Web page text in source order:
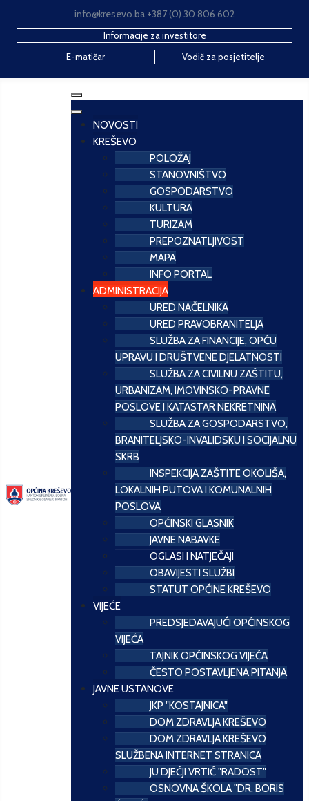
info@kresevo.ba +387 (0) 30 806 602
Informacije za investitore
E-matičar
Vodič za posjetitelje
NOVOSTI
KREŠEVO
POLOŽAJ
STANOVNIŠTVO
GOSPODARSTVO
KULTURA
TURIZAM
PREPOZNATLJIVOST
MAPA
INFO PORTAL
ADMINISTRACIJA
URED NAČELNIKA
URED PRAVOBRANITELJA
SLUŽBA ZA FINANCIJE, OPĆU
UPRAVU I DRUŠTVENE DJELATNOSTI
SLUŽBA ZA CIVILNU ZAŠTITU,
URBANIZAM, IMOVINSKO-PRAVNE
POSLOVE I KATASTAR NEKRETNINA
SLUŽBA ZA GOSPODARSTVO,
BRANITELJSKO-INVALIDSKU I SOCIJALNU
SKRB
INSPEKCIJA ZAŠTITE OKOLIŠA,
LOKALNIH PUTOVA I KOMUNALNIH
POSLOVA
OPĆINSKI GLASNIK
JAVNE NABAVKE
OGLASI I NATJEČAJI
OBAVIJESTI SLUŽBI
STATUT OPĆINE KREŠEVO
VIJEĆE
PREDSJEDAVAJUĆI OPĆINSKOG
VIJEĆA
TAJNIK OPĆINSKOG VIJEĆA
ČESTO POSTAVLJENA PITANJA
JAVNE USTANOVE
JKP "KOSTAJNICA"
DOM ZDRAVLJA KREŠEVO
DOM ZDRAVLJA KREŠEVO
SLUŽBENA INTERNET STRANICA
JU DJEČJI VRTIĆ "RADOST"
OSNOVNA ŠKOLA "DR. BORIS